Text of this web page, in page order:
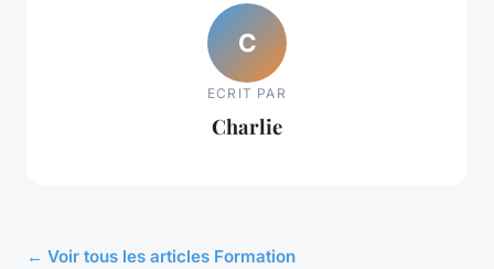
C
ECRIT PAR
Charlie
← Voir tous les articles Formation